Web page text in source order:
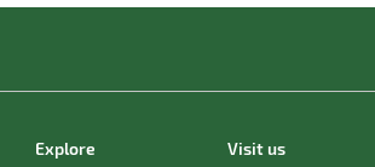
Explore
Visit us